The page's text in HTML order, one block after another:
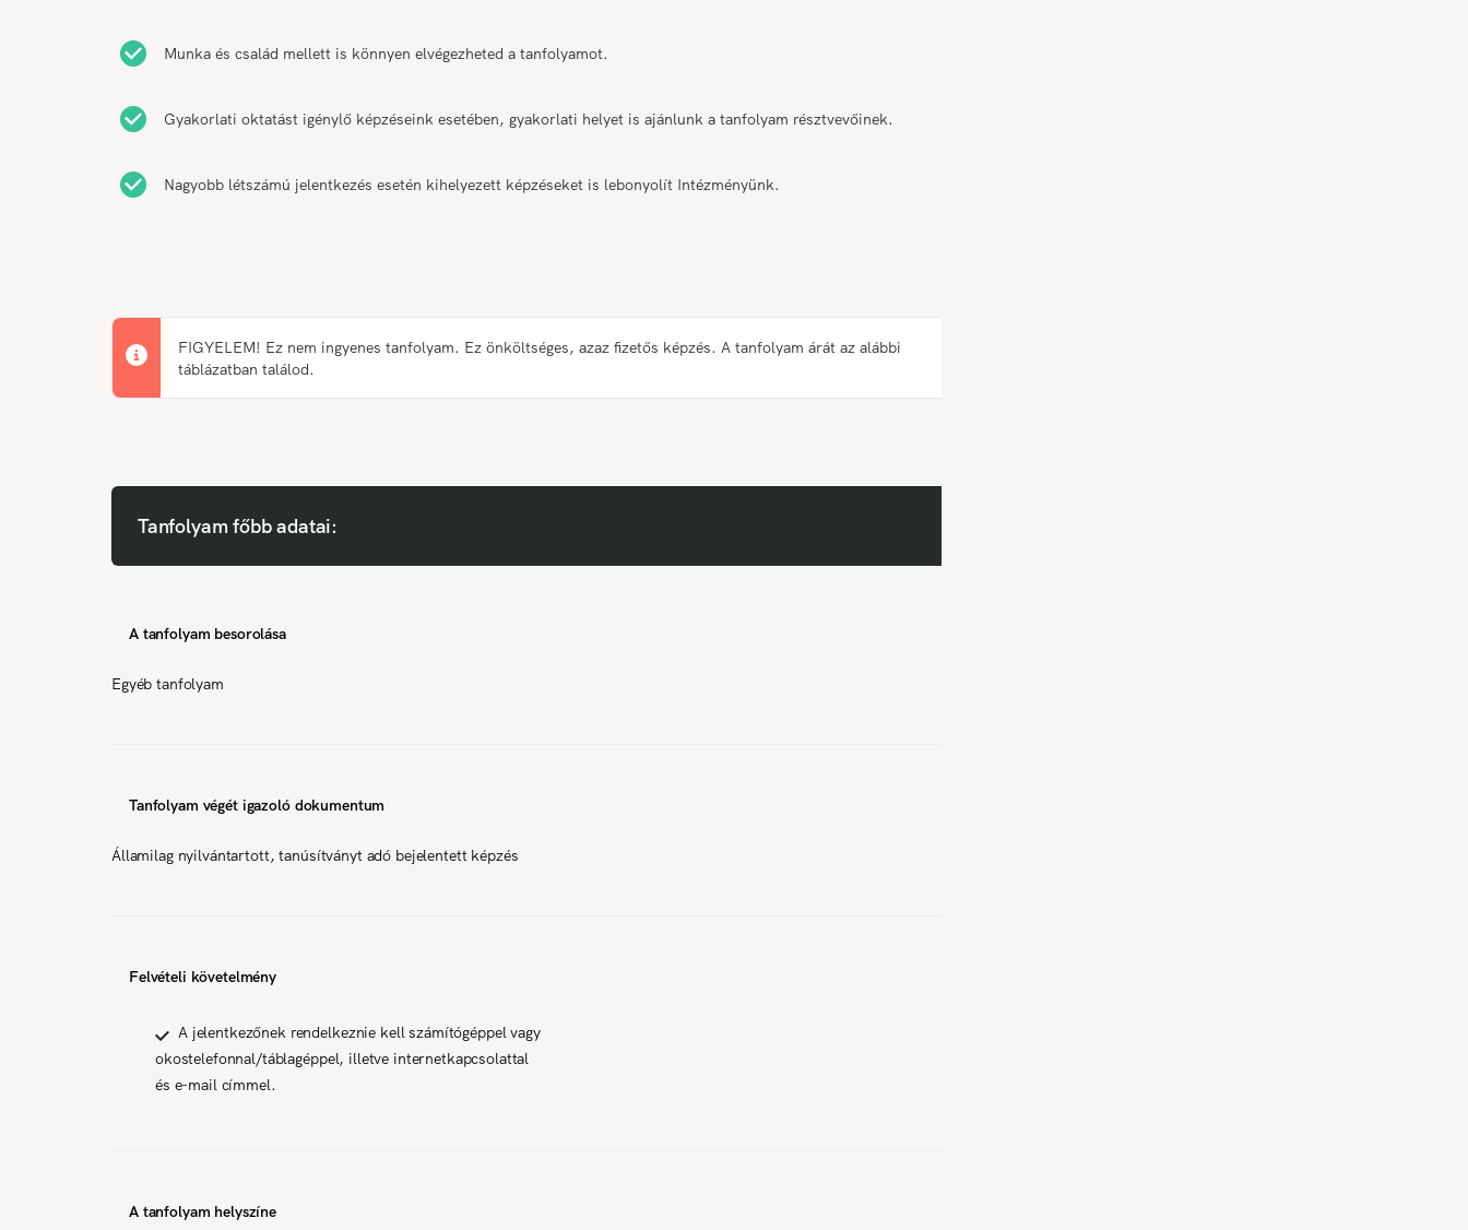
Munka és család mellett is könnyen elvégezheted a tanfolyamot.
Gyakorlati oktatást igénylő képzéseink esetében, gyakorlati helyet is ajánlunk a tanfolyam résztvevőinek.
Nagyobb létszámú jelentkezés esetén kihelyezett képzéseket is lebonyolít Intézményünk.
FIGYELEM! Ez nem ingyenes tanfolyam. Ez önköltséges, azaz fizetős képzés. A tanfolyam árát az alábbi
táblázatban találod.
Tanfolyam főbb adatai:
A tanfolyam besorolása
Egyéb tanfolyam
Tanfolyam végét igazoló dokumentum
Államilag nyilvántartott, tanúsítványt adó bejelentett képzés
Felvételi követelmény
A jelentkezőnek rendelkeznie kell számítógéppel vagy
okostelefonnal/táblagéppel, illetve internetkapcsolattal
és e-mail címmel.
A tanfolyam helyszíne